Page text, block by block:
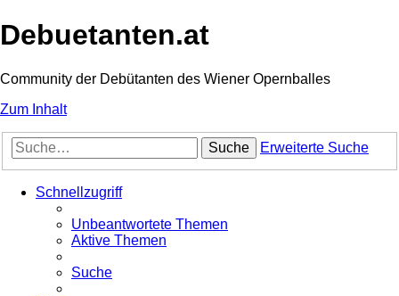
Debuetanten.at
Community der Debütanten des Wiener Opernballes
Zum Inhalt
Suche Erweiterte Suche
Schnellzugriff
Unbeantwortete Themen
Aktive Themen
Suche